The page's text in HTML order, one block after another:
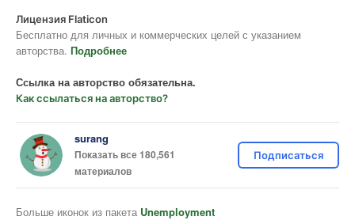
Лицензия Flaticon
Бесплатно для личных и коммерческих целей с указанием
авторства. Подробнее
Ссылка на авторство обязательна.
Как ссылаться на авторство?
surang
Показать все 180,561
материалов
Подписаться
Больше иконок из пакета Unemployment